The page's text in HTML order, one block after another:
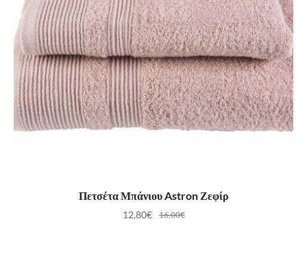
ΠΡΟΣΘΉΚΗ ΣΤΟ ΚΑΛΆΘΙ
Πετσέτα Μπάνιου Astron Ζεφίρ
16,00€
12,80€